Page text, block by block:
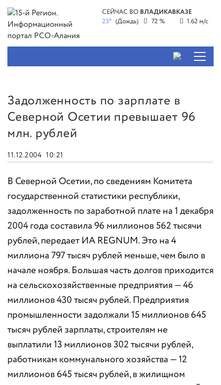
СЕЙЧАС ВО ВЛАДИКАВКАЗЕ
23° (Дождь) 72 % 1.62 м/с
Задолженность по зарплате в
Северной Осетии превышает 96
млн. рублей
11.12.2004 10:21
В Северной Осетии, по сведениям Комитета
государственной статистики республики,
задолженность по заработной плате на 1 декабря
2004 года составила 96 миллионов 562 тысячи
рублей, передает ИА REGNUM. Это на 4
миллиона 797 тысяч рублей меньше, чем было в
начале ноября. Большая часть долгов приходится
на сельскохозяйственные предприятия — 46
миллионов 430 тысяч рублей. Предприятия
промышленности задолжали 15 миллионов 645
тысяч рублей зарплаты, строителям не
выплатили 13 миллионов 302 тысячи рублей,
работникам коммунального хозяйства — 12
миллионов 645 тысяч рублей, в жилищном